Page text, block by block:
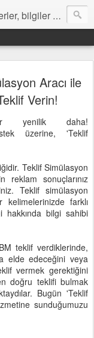
ipuçları içeren Google Ads Resmi Blogu
Aracı ile
Verin!
yenilik daha!
üzerine, 'Teklif
Teklif Simülasyon
reklam sonuçlarınız
Teklif simülasyon
farklı
hakkında bilgi sahibi
teklif verdiklerinde,
elde edeceğini veya
vermek gerektiğini
doğru teklifi bulmak
Bugün 'Teklif
sunduğumuzu